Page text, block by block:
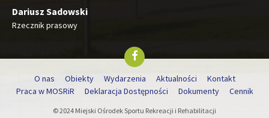
Dariusz Sadowski
Rzecznik prasowy
O nas Obiekty Wydarzenia Aktualności
Kontakt
Praca w MOSRiR
Deklaracja Dostępności Dokumenty Cennik
© 2024 Miejski Ośrodek Sportu Rekreacji i Rehabilitacji